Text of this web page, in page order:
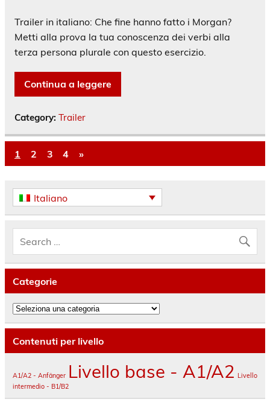
Trailer in italiano: Che fine hanno fatto i Morgan?
Metti alla prova la tua conoscenza dei verbi alla
terza persona plurale con questo esercizio.
Continua a leggere
Category: Trailer
1 2 3 4 »
Italiano
Categorie
Categorie
Contenuti per livello
A1/A2 - Anfänger Livello base - A1/A2 Livello
intermedio - B1/B2